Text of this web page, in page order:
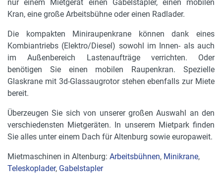
nur einem Mietgerät einen Gabelstapler, einen mobilen
Kran, eine große Arbeitsbühne oder einen Radlader.
Die kompakten Miniraupenkrane können dank eines
Kombiantriebs (Elektro/Diesel) sowohl im Innen- als auch
im Außenbereich Lastenaufträge verrichten. Oder
benötigen Sie einen mobilen Raupenkran. Spezielle
Glaskrane mit 3d-Glassaugrotor stehen ebenfalls zur Miete
bereit.
Überzeugen Sie sich von unserer großen Auswahl an den
verschiedensten Mietgeräten. In unserem Mietpark finden
Sie alles unter einem Dach für Altenburg sowie europaweit.
Mietmaschinen in Altenburg: Arbeitsbühnen, Minikrane,
Teleskoplader, Gabelstapler